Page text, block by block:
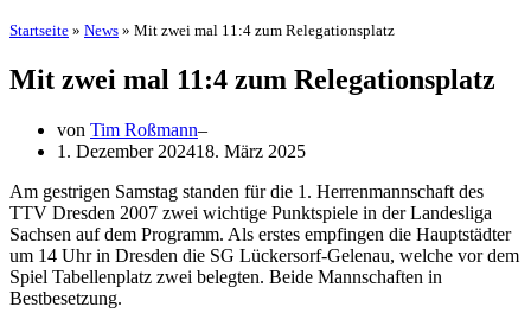
Startseite » News » Mit zwei mal 11:4 zum Relegationsplatz
Mit zwei mal 11:4 zum Relegationsplatz
von Tim Roßmann
1. Dezember 202418. März 2025
Am gestrigen Samstag standen für die 1. Herrenmannschaft des
TTV Dresden 2007 zwei wichtige Punktspiele in der Landesliga
Sachsen auf dem Programm. Als erstes empfingen die Hauptstädter
um 14 Uhr in Dresden die SG Lückersorf-Gelenau, welche vor dem
Spiel Tabellenplatz zwei belegten. Beide Mannschaften in
Bestbesetzung.